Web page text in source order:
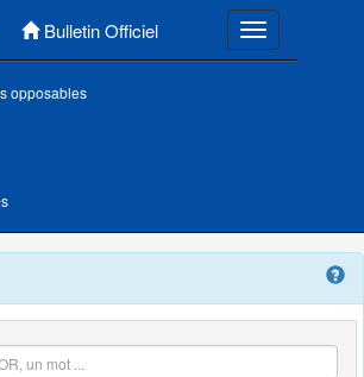
Bulletin Officiel Toggle
opposables